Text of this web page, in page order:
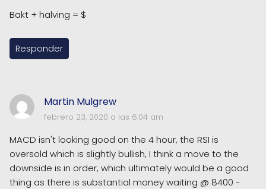
Bakt + halving = $
Responder
Martin Mulgrew
febrero 23, 2020 a las 6:04 am
MACD isn't looking good on the 4 hour, the RSI is
oversold which is slightly bullish, I think a move to the
downside is in order, which ultimately would be a good
thing as there is substantial money waiting @ 8400 -